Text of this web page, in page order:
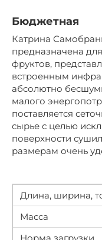
Бюджетная
Катрина
предназначена
фруктов,
встроенным
абсолютно
малого
поставляется
сырье с целью
поверхности
размерам очень
Длина, ширина,
Масса